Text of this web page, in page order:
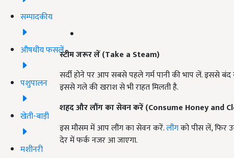
सम्पादकीय
औषधीय फसलें
पशुपालन
खेती-बाड़ी
मशीनरी
स्टीम जरूर लें(Take a Steam)
सर्दी होने पर आप सबसे पहले गर्म पानी की भाप लें. इससे
इससे गले की खराश से भी राहत मिलती है.
शहद और लौंग का सेवन करें(Consume Honey and
इस मौसम में आप लौंग का सेवन करें.लौंगको पीस लें, फिर
देर में फर्क नजर आ जाएगा.